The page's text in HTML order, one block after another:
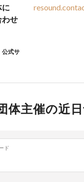
に
わせ
公式サ
体主催の近
ド